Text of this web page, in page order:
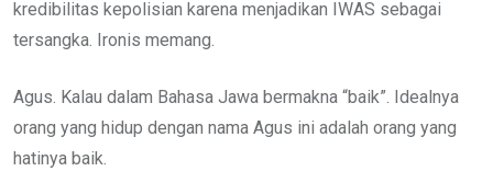
kredibilitas kepolisian karena menjadikan IWAS sebagai
tersangka. Ironis memang.
Agus. Kalau dalam Bahasa Jawa bermakna “baik”. Idealnya
orang yang hidup dengan nama Agus ini adalah orang yang
hatinya baik.